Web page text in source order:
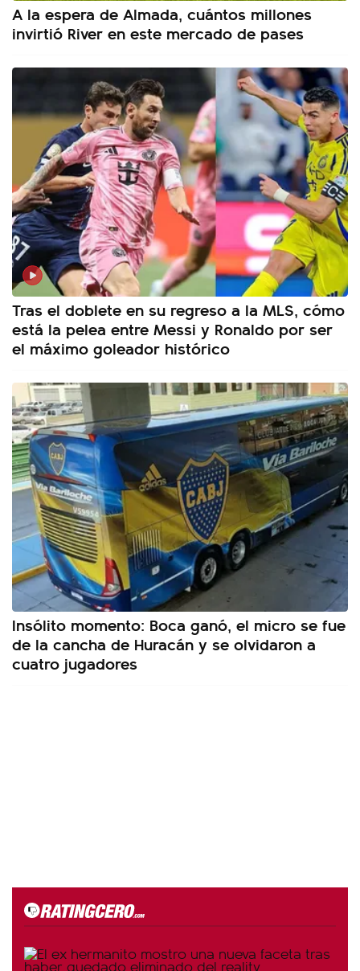
A la espera de Almada, cuántos millones
invirtió River en este mercado de pases
Tras el doblete en su regreso a la MLS, cómo
está la pelea entre Messi y Ronaldo por ser
el máximo goleador histórico
Insólito momento: Boca ganó, el micro se fue
de la cancha de Huracán y se olvidaron a
cuatro jugadores